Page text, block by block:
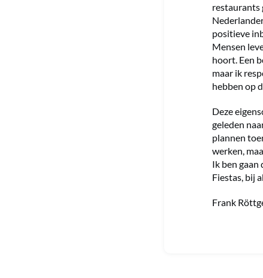
restaurants
positieve
Mensen
hoort. Een
maar ik
hebben op
Deze
geleden
plannen
werken,
Ik ben gaan
Fiestas, bij
Frank